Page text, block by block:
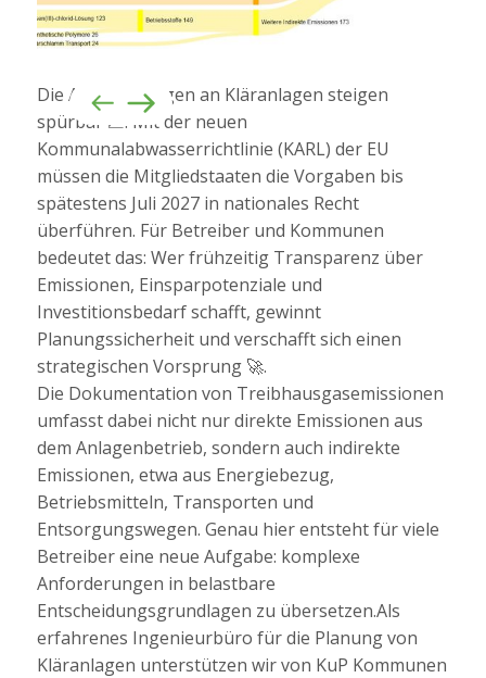
Die Anforderungen an Kläranlagen steigen
spürbar 📈: Mit der neuen
Kommunalabwasserrichtlinie (KARL) der EU
müssen die Mitgliedstaaten die Vorgaben bis
spätestens Juli 2027 in nationales Recht
überführen. Für Betreiber und Kommunen
bedeutet das: Wer frühzeitig Transparenz über
Emissionen, Einsparpotenziale und
Investitionsbedarf schafft, gewinnt
Planungssicherheit und verschafft sich einen
strategischen Vorsprung 🚀.
Die Dokumentation von Treibhausgasemissionen
umfasst dabei nicht nur direkte Emissionen aus
dem Anlagenbetrieb, sondern auch indirekte
Emissionen, etwa aus Energiebezug,
Betriebsmitteln, Transporten und
Entsorgungswegen. Genau hier entsteht für viele
Betreiber eine neue Aufgabe: komplexe
Anforderungen in belastbare
Entscheidungsgrundlagen zu übersetzen.Als
erfahrenes Ingenieurbüro für die Planung von
Kläranlagen unterstützen wir von KuP Kommunen